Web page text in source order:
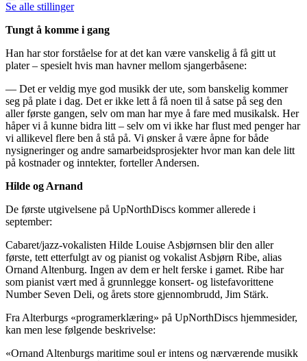
Se alle stillinger
Tungt å komme i gang
Han har stor forståelse for at det kan være vanskelig å få gitt ut
plater – spesielt hvis man havner mellom sjangerbåsene:
— Det er veldig mye god musikk der ute, som banskelig kommer
seg på plate i dag. Det er ikke lett å få noen til å satse på seg den
aller første gangen, selv om man har mye å fare med musikalsk. Her
håper vi å kunne bidra litt – selv om vi ikke har flust med penger har
vi allikevel flere ben å stå på. Vi ønsker å være åpne for både
nysigneringer og andre samarbeidsprosjekter hvor man kan dele litt
på kostnader og inntekter, forteller Andersen.
Hilde og Arnand
De første utgivelsene på UpNorthDiscs kommer allerede i
september:
Cabaret/jazz-vokalisten Hilde Louise Asbjørnsen blir den aller
første, tett etterfulgt av og pianist og vokalist Asbjørn Ribe, alias
Ornand Altenburg. Ingen av dem er helt ferske i gamet. Ribe har
som pianist vært med å grunnlegge konsert- og listefavorittene
Number Seven Deli, og årets store gjennombrudd, Jim Stärk.
Fra Alterburgs «programerklæring» på UpNorthDiscs hjemmesider,
kan men lese følgende beskrivelse:
«Ornand Altenburgs maritime soul er intens og nærværende musikk